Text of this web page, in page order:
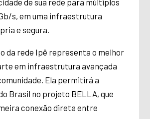
s, em uma infraestrutura
e segura.
da rede Ipê representa o melhor
em infraestrutura avançada
Ela permitirá a
Brasil no projeto BELLA, que
conexão direta entre